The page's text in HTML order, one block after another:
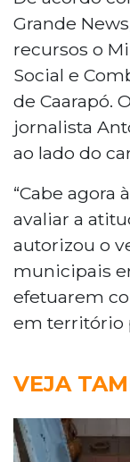
Grande
recursos o
Social e
de Caarapó.
jornalista
ao lado do
“Cabe agora
avaliar a
autorizou o
municipais
efetuarem
em território
VEJA